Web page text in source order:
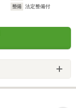
整備
法定整備付